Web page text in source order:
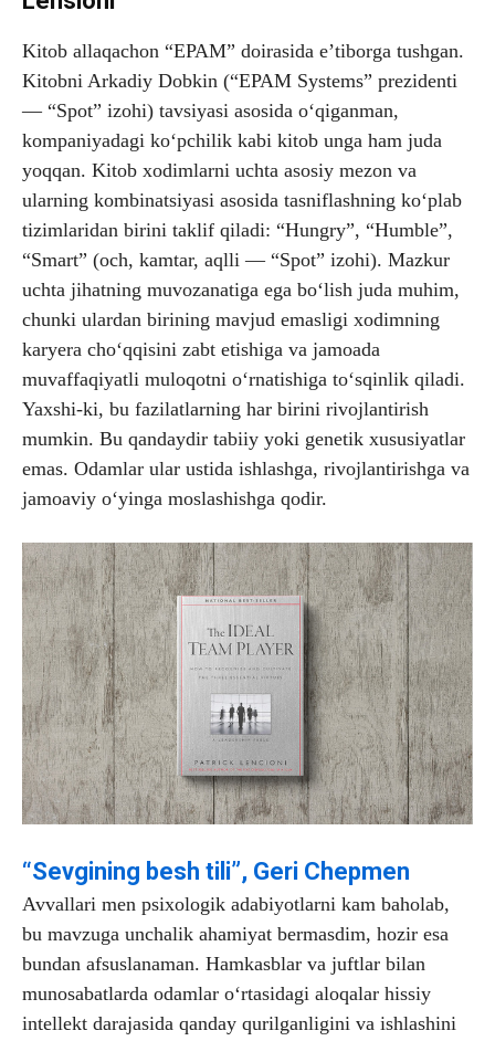
Kitob allaqachon “EPAM” doirasida e’tiborga tushgan.
Kitobni Arkadiy Dobkin (“EPAM Systems” prezidenti
— “Spot” izohi) tavsiyasi asosida o‘qiganman,
kompaniyadagi ko‘pchilik kabi kitob unga ham juda
yoqqan. Kitob xodimlarni uchta asosiy mezon va
ularning kombinatsiyasi asosida tasniflashning ko‘plab
tizimlaridan birini taklif qiladi: “Hungry”, “Humble”,
“Smart” (och, kamtar, aqlli — “Spot” izohi). Mazkur
uchta jihatning muvozanatiga ega bo‘lish juda muhim,
chunki ulardan birining mavjud emasligi xodimning
karyera cho‘qqisini zabt etishiga va jamoada
muvaffaqiyatli muloqotni o‘rnatishiga to‘sqinlik qiladi.
Yaxshi-ki, bu fazilatlarning har birini rivojlantirish
mumkin. Bu qandaydir tabiiy yoki genetik xususiyatlar
emas. Odamlar ular ustida ishlashga, rivojlantirishga va
jamoaviy o‘yinga moslashishga qodir.
“Sevgining besh tili”, Geri Chepmen
Avvallari men psixologik adabiyotlarni kam baholab,
bu mavzuga unchalik ahamiyat bermasdim, hozir esa
bundan afsuslanaman. Hamkasblar va juftlar bilan
munosabatlarda odamlar o‘rtasidagi aloqalar hissiy
intellekt darajasida qanday qurilganligini va ishlashini